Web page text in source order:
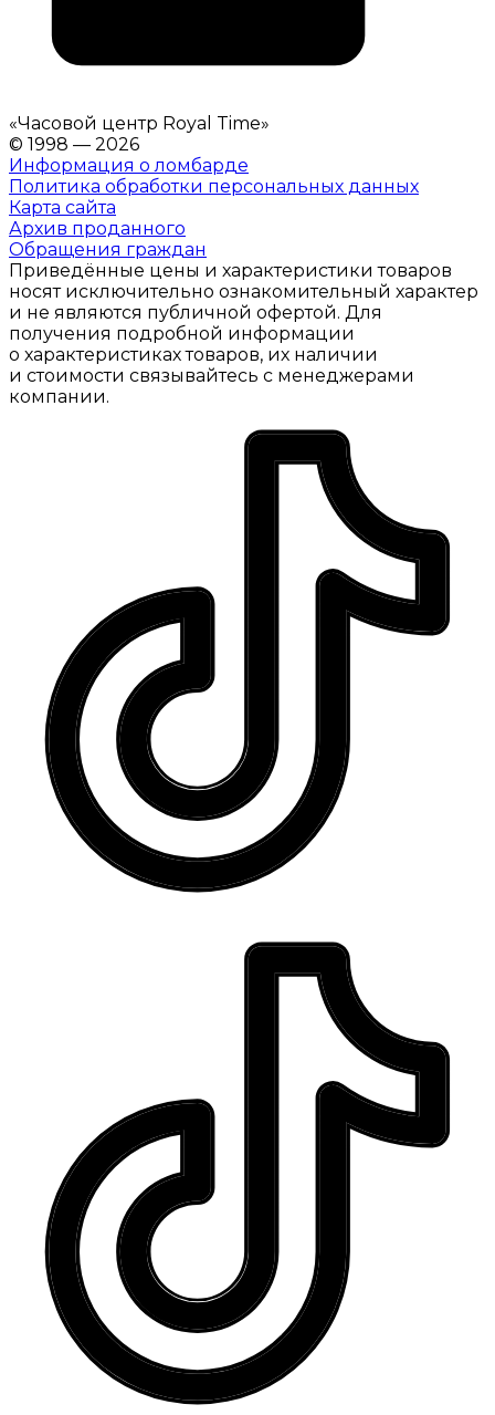
«Часовой центр Royal Time»
© 1998 — 2026
Информация о ломбарде
Политика обработки персональных данных
Карта сайта
Архив проданного
Обращения граждан
Приведённые цены и характеристики товаров
носят исключительно ознакомительный характер
и не являются публичной офертой. Для
получения подробной информации
о характеристиках товаров, их наличии
и стоимости связывайтесь с менеджерами
компании.